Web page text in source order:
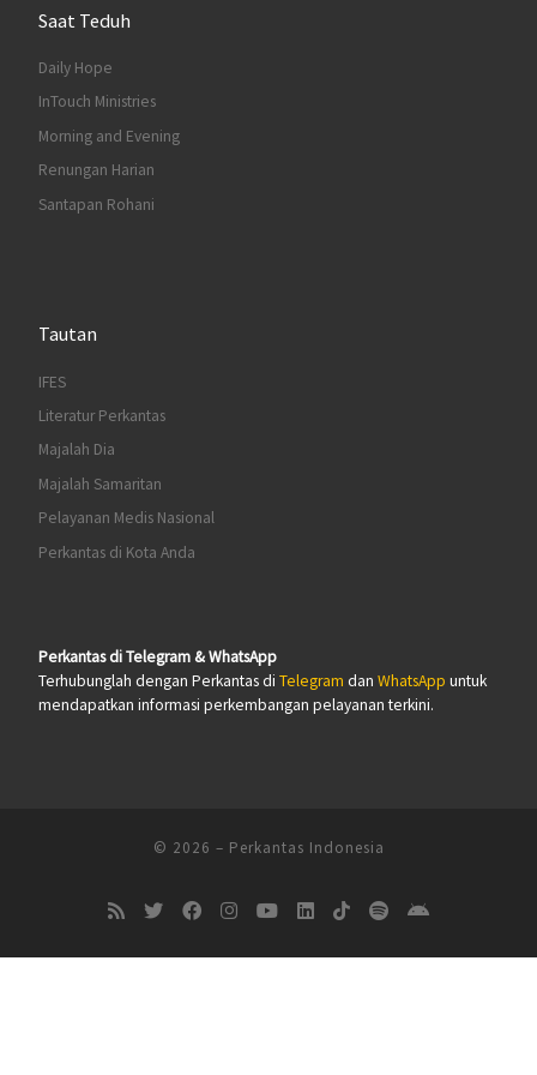
Saat Teduh
Daily Hope
InTouch Ministries
Morning and Evening
Renungan Harian
Santapan Rohani
Tautan
IFES
Literatur Perkantas
Majalah Dia
Majalah Samaritan
Pelayanan Medis Nasional
Perkantas di Kota Anda
Perkantas di Telegram & WhatsApp
Terhubunglah dengan Perkantas di Telegram dan WhatsApp untuk
mendapatkan informasi perkembangan pelayanan terkini.
© 2026 – Perkantas Indonesia